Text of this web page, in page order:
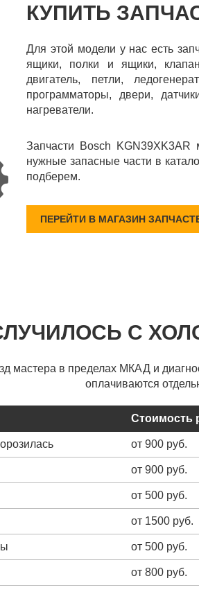
КУПИТЬ
Для этой модели у нас есть
ящики, полки и ящики,
двигатель, петли,
программаторы, двери,
нагреватели.
Запчасти Bosch
нужные запасные части в
подберем.
ПЕРЕЙТИ В МАГАЗИН
С
мастера в пределах МКАД и
оплачиваются
Стоимость
от 900 руб.
от 900 руб.
от 500 руб.
от 1500 руб.
от 500 руб.
от 800 руб.